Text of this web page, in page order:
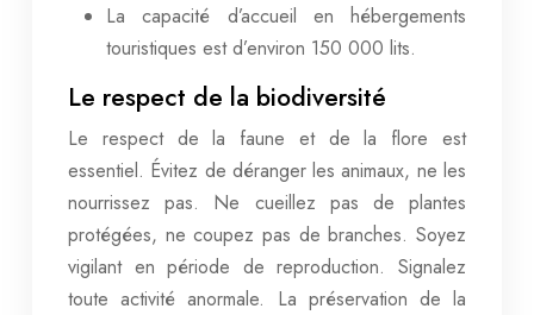
La capacité d’accueil en hébergements
touristiques est d’environ 150 000 lits.
Le respect de la biodiversité
Le respect de la faune et de la flore est
essentiel. Évitez de déranger les animaux, ne les
nourrissez pas. Ne cueillez pas de plantes
protégées, ne coupez pas de branches. Soyez
vigilant en période de reproduction. Signalez
toute activité anormale. La préservation de la